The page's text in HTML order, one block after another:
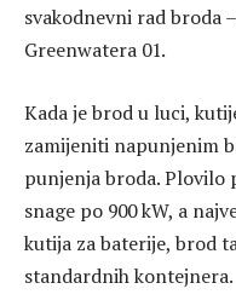
svakodnevni rad broda
Greenwatera 01.
Kada je brod u luci,
zamijeniti napunjenim
punjenja broda. Plovilo
snage po 900 kW, a
kutija za baterije, brod
standardnih kontejnera.